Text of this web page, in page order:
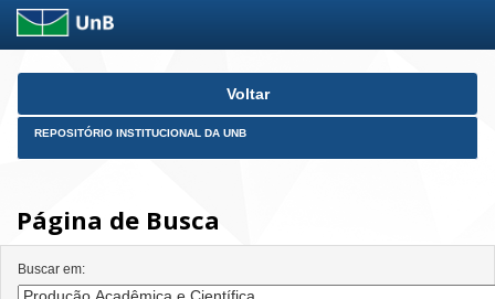
Skip
Voltar
REPOSITÓRIO INSTITUCIONAL DA UNB
Página de Busca
Buscar em: